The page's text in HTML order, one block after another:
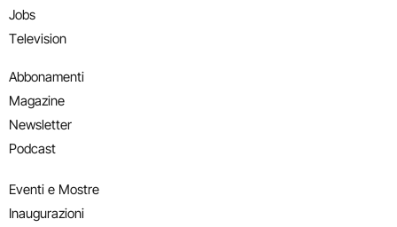
Jobs
Television
Abbonamenti
Magazine
Newsletter
Podcast
Eventi e Mostre
Inaugurazioni